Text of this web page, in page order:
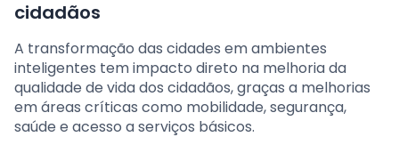
cidadãos
A transformação das cidades em ambientes
inteligentes tem impacto direto na melhoria da
qualidade de vida dos cidadãos, graças a melhorias
em áreas críticas como mobilidade, segurança,
saúde e acesso a serviços básicos.